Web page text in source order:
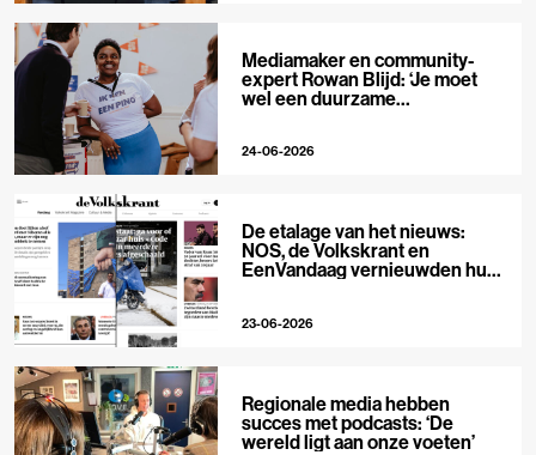
Mediamaker en community-
expert Rowan Blijd: ‘Je moet
wel een duurzame
24-06-2026
De etalage van het nieuws:
NOS, de Volkskrant en
EenVandaag vernieuwden hun
23-06-2026
Regionale media hebben
succes met podcasts: ‘De
wereld ligt aan onze voeten’